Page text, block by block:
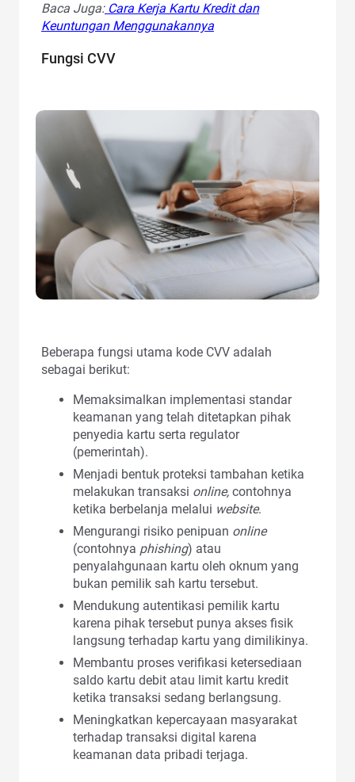
Baca Juga: Cara Kerja Kartu Kredit dan
Keuntungan Menggunakannya
Fungsi CVV
Beberapa fungsi utama kode CVV adalah
sebagai berikut:
Memaksimalkan implementasi standar
keamanan yang telah ditetapkan pihak
penyedia kartu serta regulator
(pemerintah).
Menjadi bentuk proteksi tambahan ketika
melakukan transaksi online, contohnya
ketika berbelanja melalui website.
Mengurangi risiko penipuan online
(contohnya phishing) atau
penyalahgunaan kartu oleh oknum yang
bukan pemilik sah kartu tersebut.
Mendukung autentikasi pemilik kartu
karena pihak tersebut punya akses fisik
langsung terhadap kartu yang dimilikinya.
Membantu proses verifikasi ketersediaan
saldo kartu debit atau limit kartu kredit
ketika transaksi sedang berlangsung.
Meningkatkan kepercayaan masyarakat
terhadap transaksi digital karena
keamanan data pribadi terjaga.